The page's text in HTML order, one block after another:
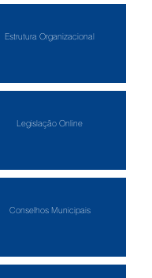
Estrutura Organizacional
Legislação Online
Conselhos Municipais